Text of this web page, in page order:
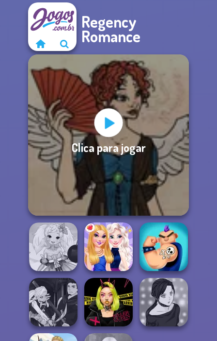
Regency
Romance
Clica para jogar
Anime Fairy
Creator
BFFs Night Out Ink Inc Tattoo